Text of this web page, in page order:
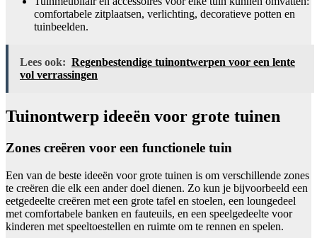
comfortabele zitplaatsen, verlichting, decoratieve potten en
tuinbeelden.
Lees ook: Regenbestendige tuinontwerpen voor een lente
vol verrassingen
Tuinontwerp ideeën voor grote tuinen
Zones creëren voor een functionele tuin
Een van de beste ideeën voor grote tuinen is om verschillende zones
te creëren die elk een ander doel dienen. Zo kun je bijvoorbeeld een
eetgedeelte creëren met een grote tafel en stoelen, een loungedeel
met comfortabele banken en fauteuils, en een speelgedeelte voor
kinderen met speeltoestellen en ruimte om te rennen en spelen.